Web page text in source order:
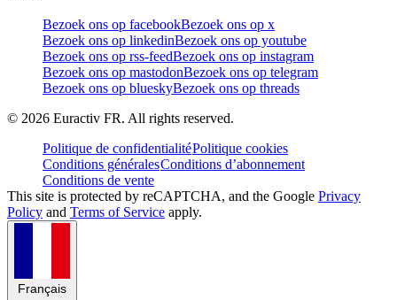
Bezoek ons op facebookBezoek ons op x
Bezoek ons op linkedinBezoek ons op youtube
Bezoek ons op rss-feedBezoek ons op instagram
Bezoek ons op mastodonBezoek ons op telegram
Bezoek ons op blueskyBezoek ons op threads
© 2026 Euractiv FR. All rights reserved.
Politique de confidentialitéPolitique cookies
Conditions généralesConditions d’abonnement
Conditions de vente
This site is protected by reCAPTCHA, and the Google Privacy
Policy and Terms of Service apply.
Français